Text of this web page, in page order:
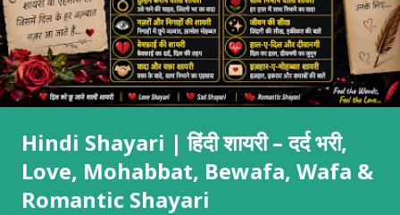
Hindi Shayari | हिंदी शायरी – दर्द भरी,
Love, Mohabbat, Bewafa, Wafa &
Romantic Shayari